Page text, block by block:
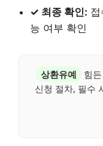
✓ 최종 확인:
능 여부 확인
상환유예
힘
신청 절차, 필수